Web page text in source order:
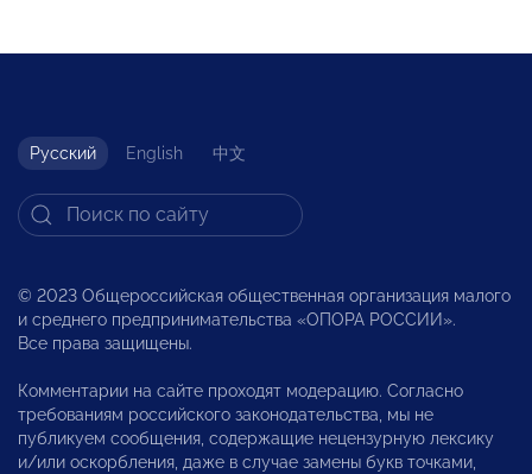
Русский English 中文
© 2023 Общероссийская общественная организация малого
и среднего предпринимательства «ОПОРА РОССИИ».
Все права защищены.
Комментарии на сайте проходят модерацию. Согласно
требованиям российского законодательства, мы не
публикуем сообщения, содержащие нецензурную лексику
и/или оскорбления, даже в случае замены букв точками,